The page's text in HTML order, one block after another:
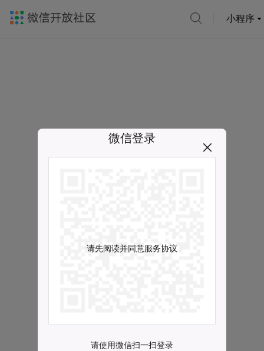
小程序
微信登录
请先阅读并同意服务协议
请使用微信扫一扫登录